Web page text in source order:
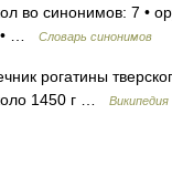
во синонимов: 7 •
• …
Словарь синонимов
рогатины
1450 г …
Википедия